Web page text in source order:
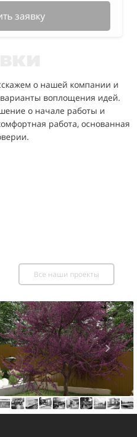
заявку
о нашей компании и
воплощения идей.
о начале работы и
работа, основанная
Все наши проекты